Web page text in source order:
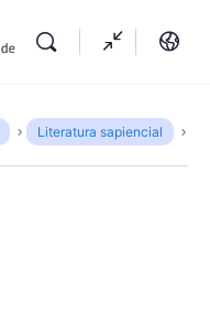
Literatura sapiencial